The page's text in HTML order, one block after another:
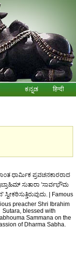
ಕನ್ನಡ हिन्दी
ಧಾರ್ಮಿಕ ಪ್ರವಚನಕಾರರಾದ
ಇಬ್ರಾಹಿಮ್ ಸುತಾರಾ 'ಸಾರ್ವಭೌಮ
ಸ್ವೀಕರಿಸುತ್ತಿರುವುದು. | Famous
preacher Shri Ibrahim
Sutara, blessed with
Sammana on the
of Dharma Sabha.